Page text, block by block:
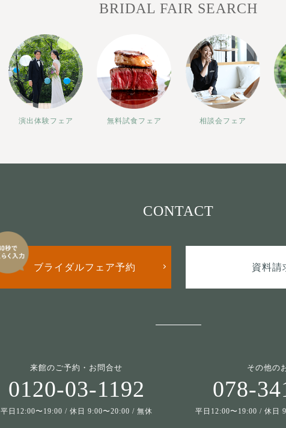
BRIDAL FAIR SEARCH
演出体験フェア 無料試食フェア 相談会フェア
CONTACT
ブライダルフェア予約 資料請
来館のご予約・お問合せ
0120-03-1192
平日12:00〜19:00 / 休日 9:00〜20:00 / 無休
その他の
078-
平日12:00〜19:00 / 休日